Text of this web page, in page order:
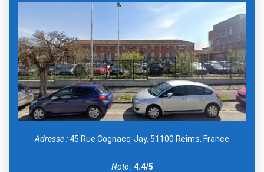
Adresse : 45 Rue Cognacq-Jay, 51100 Reims, France
Note : 4.4/5